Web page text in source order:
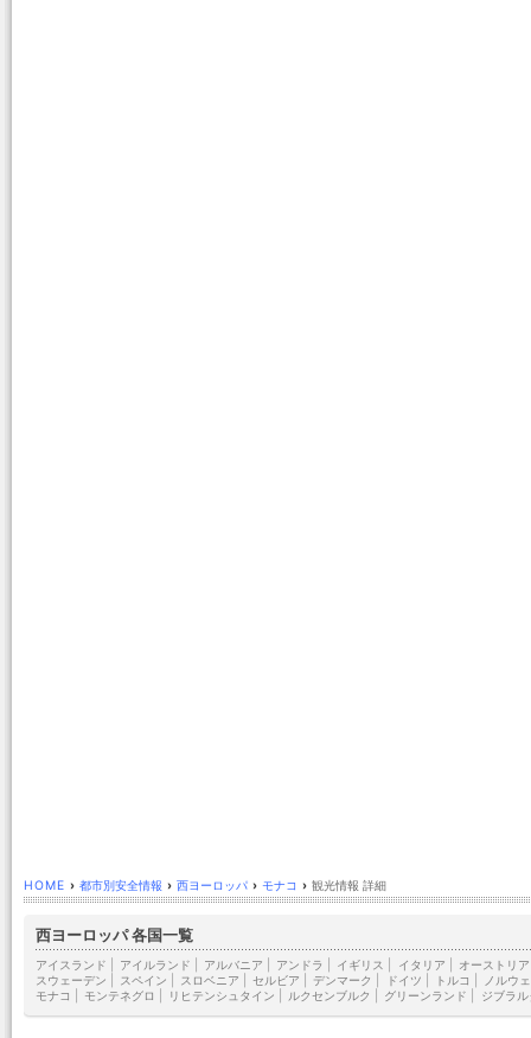
HOME › 都市別安全情報 › 西ヨーロッパ › モナコ › 観光情報 詳細
西ヨーロッパ 各国一覧
アイスランド アイルランド アルバニア アンドラ イギリス イタリア オーストリア
スウェーデン
スペイン スロベニア セルビア デンマーク ドイツ トルコ
ノルウ
モナコ
モンテネグロ リヒテンシュタイン ルクセンブルク グリーンランド ジブラル